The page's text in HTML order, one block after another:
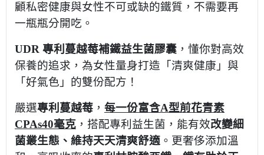
顧私密健康與女性不可或缺的鐵質，不需要再
一瓶瓶分開吃。
UDR 專利蔓越莓補鐵益生菌膠囊 ，懂你對高效
保養的追求，為女性量身打造「清爽健康」與
「好氣色」的雙份配方！
嚴選專利蔓越莓 ， 每一份富含A型前花青素
CPAs40毫克 ，搭配專利益生菌，能有效改變細
菌叢生態、維持天天清爽舒適 。更奢侈添加溫